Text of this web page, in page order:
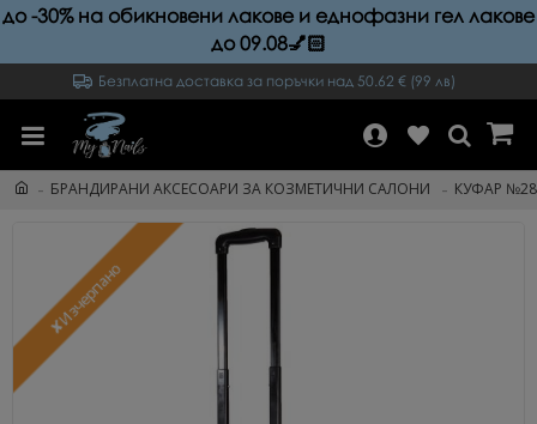
до -30% на обикновени лакове и еднофазни гел лакове
до 09.08💅🏻
Безплатна доставка за поръчки над 50.62 € (99 лв)
БРАНДИРАНИ АКСЕСОАРИ ЗА КОЗМЕТИЧНИ САЛОНИ КУФАР
✘Изчерпано